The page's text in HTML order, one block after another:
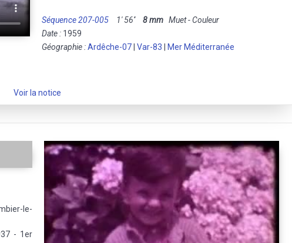
Séquence 207-005 1' 56'' 8 mm Muet - Couleur
Date : 1959
Géographie :Ardêche-07 Var-83 Mer Méditerranée
Voir la notice
le-
- 1er